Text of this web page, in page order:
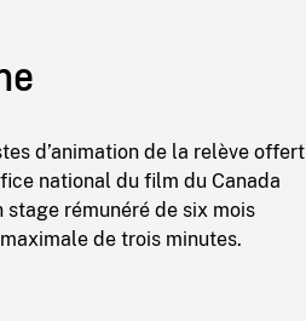
d’animation de la relève offert
national du film du Canada
rémunéré de six mois
de trois minutes.